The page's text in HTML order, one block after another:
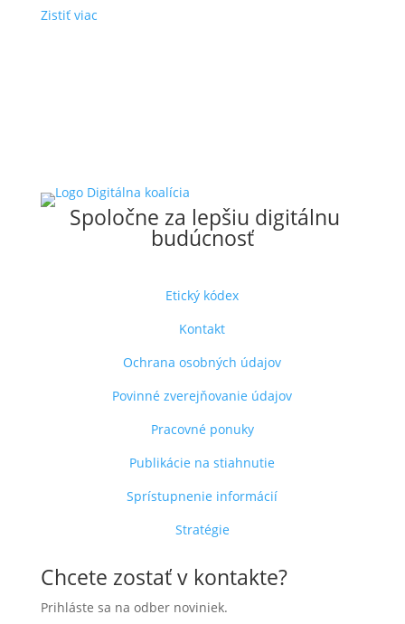
Zistiť viac
Spoločne za lepšiu digitálnu
budúcnosť
Etický kódex
Kontakt
Ochrana osobných údajov
Povinné zverejňovanie údajov
Pracovné ponuky
Publikácie na stiahnutie
Sprístupnenie informácií
Stratégie
Chcete zostať v kontakte?
Prihláste sa na odber noviniek.